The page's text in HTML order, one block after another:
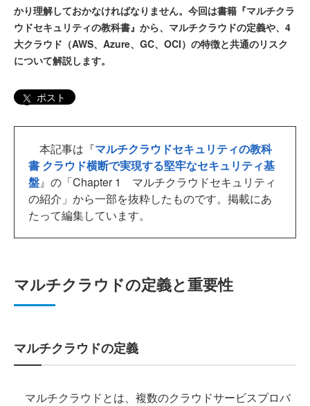
かり理解しておかなければなりません。今回は書籍『マルチクラ
ウドセキュリティの教科書』から、マルチクラウドの定義や、4
大クラウド（AWS、Azure、GC、OCI）の特徴と共通のリスク
について解説します。
ポスト
本記事は『マルチクラウドセキュリティの教科
書 クラウド横断で実現する堅牢なセキュリティ基
盤』の「Chapter 1 マルチクラウドセキュリティ
の紹介」から一部を抜粋したものです。掲載にあ
たって編集しています。
マルチクラウドの定義と重要性
マルチクラウドの定義
マルチクラウドとは、複数のクラウドサービスプロバ